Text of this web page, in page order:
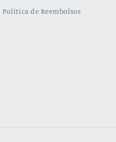
Política de Reembolsos